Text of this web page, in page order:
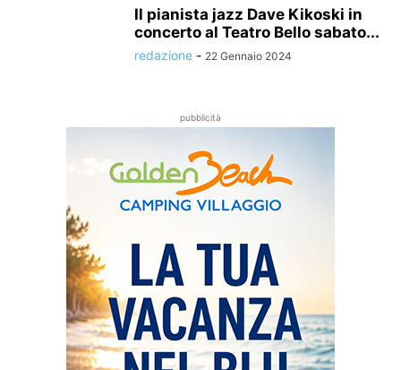
Il pianista jazz Dave Kikoski in
concerto al Teatro Bello sabato...
redazione - 22 Gennaio 2024
pubblicità